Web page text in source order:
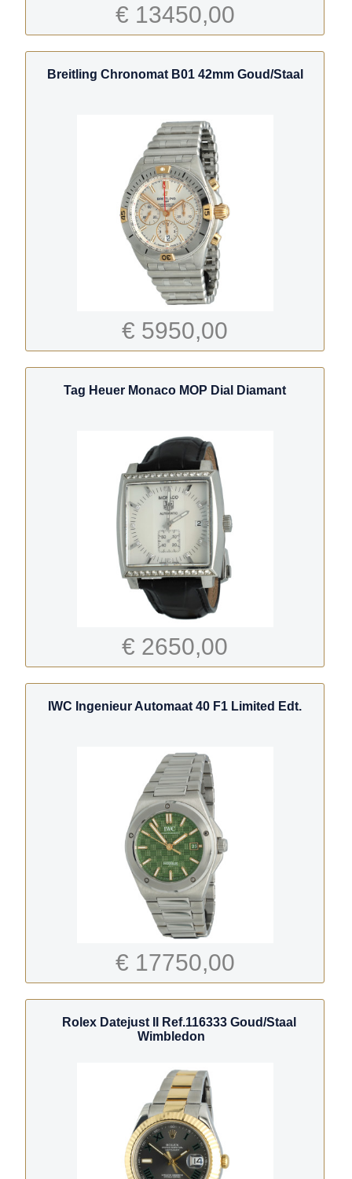
€ 13450,00
Breitling Chronomat B01 42mm Goud/Staal
€ 5950,00
Tag Heuer Monaco MOP Dial Diamant
€ 2650,00
IWC Ingenieur Automaat 40 F1 Limited Edt.
€ 17750,00
Rolex Datejust II Ref.116333 Goud/Staal
Wimbledon